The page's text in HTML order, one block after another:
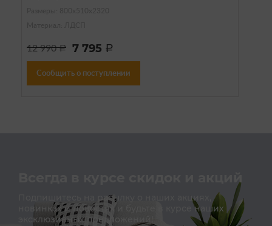
12 990a 7 795 a
Сообщить о поступлении
Всегда в курсе скидок и акций
Подпишитесь на расылку о наших акциях,
новинках и новостях и будьте в курсе наших
эксклюзивных предложений!